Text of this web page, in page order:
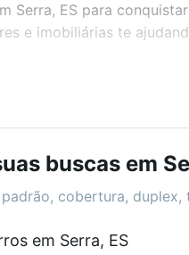
ES para
e imobiliárias te
e comodidades,
dos custos
buscas em
cobertura,
em Serra, ES